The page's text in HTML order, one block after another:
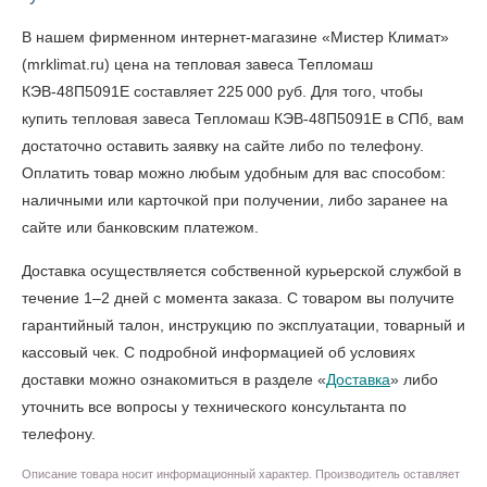
В нашем фирменном интернет-магазине «Мистер Климат»
(mrklimat.ru) цена на тепловая завеса Тепломаш
КЭВ-48П5091Е составляет 225 000 руб. Для того, чтобы
купить тепловая завеса Тепломаш КЭВ-48П5091Е в СПб , вам
достаточно оставить заявку на сайте либо по телефону.
Оплатить товар можно любым удобным для вас способом:
наличными или карточкой при получении, либо заранее на
сайте или банковским платежом.
Доставка осуществляется собственной курьерской службой в
течение 1–2 дней с момента заказа. С товаром вы получите
гарантийный талон, инструкцию по эксплуатации, товарный и
кассовый чек. С подробной информацией об условиях
доставки можно ознакомиться в разделе «Доставка» либо
уточнить все вопросы у технического консультанта по
телефону.
Описание товара носит информационный характер. Производитель оставляет